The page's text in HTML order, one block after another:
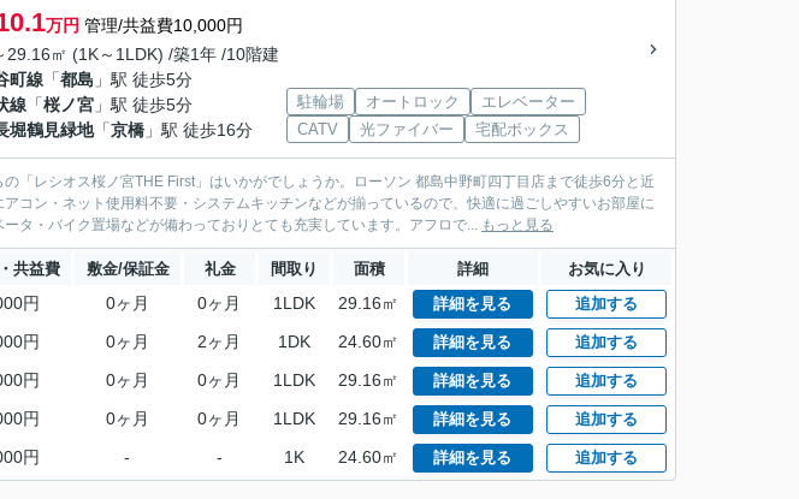
万円 管理/共益費10,000円
29.16㎡ (1K～1LDK) /築1年 /10階建
町線 「都島 」駅 徒歩5分
線 「桜ノ宮 」駅 徒歩5分
堀鶴見緑地「京橋 」駅 徒歩16分
駐輪場 オートロック
エレベーター
CATV
光ファイバー 宅配ボックス
「レシオス桜ノ宮THE First」はいかがでしょうか。ローソン 都島中野町四丁目店まで徒歩6分と近
コン・ネット使用料不要・システムキッチンなどが揃っているので、快適に過ごしやすいお部屋に
タ・バイク置場などが備わっておりとても充実しています。アフロで... もっと見る
共益費 敷金/保証金 礼金 間取り 面積 詳細 お気に入り
円 0ヶ月 0ヶ月 1LDK 29.16㎡ 詳細を見る 追加する
円 0ヶ月 2ヶ月 1DK 24.60㎡ 詳細を見る 追加する
円 0ヶ月 0ヶ月 1LDK 29.16㎡ 詳細を見る 追加する
円 0ヶ月 0ヶ月 1LDK 29.16㎡ 詳細を見る 追加する
円 - - 1K 24.60㎡ 詳細を見る 追加する